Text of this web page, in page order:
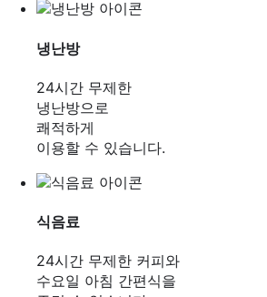
냉난방
24시간 무제한
냉난방으로
쾌적하게
이용할 수 있습니다.
식음료
24시간 무제한 커피와
수요일 아침 간편식을